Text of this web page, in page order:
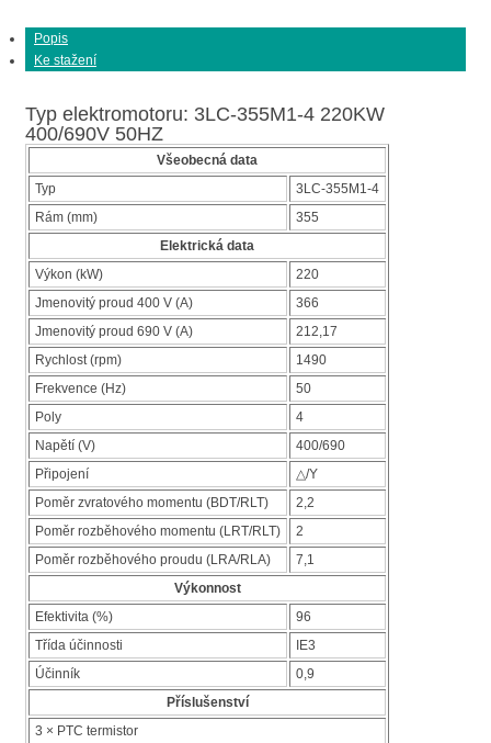
Popis
Ke stažení
Typ elektromotoru: 3LC-355M1-4 220KW
400/690V 50HZ
Všeobecná data
Typ
3LC-355M1-4
Rám (mm)
355
Elektrická data
Výkon (kW)
220
Jmenovitý proud 400 V (A)
366
Jmenovitý proud 690 V (A)
212,17
Rychlost (rpm)
1490
Frekvence (Hz)
50
Poly
4
Napětí (V)
400/690
Připojení
△/Y
Poměr zvratového momentu (BDT/RLT)
2,2
Poměr rozběhového momentu (LRT/RLT)
2
Poměr rozběhového proudu (LRA/RLA)
7,1
Výkonnost
Efektivita (%)
96
Třída účinnosti
IE3
Účinník
0,9
Příslušenství
3 × PTC termistor